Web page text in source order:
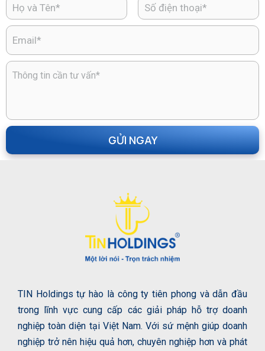
TIN Holdings tự hào là công ty tiên phong và dẫn đầu
trong lĩnh vực cung cấp các giải pháp hỗ trợ doanh
nghiệp toàn diện tại Việt Nam. Với sứ mệnh giúp doanh
nghiệp trở nên hiệu quả hơn, chuyên nghiệp hơn và phát